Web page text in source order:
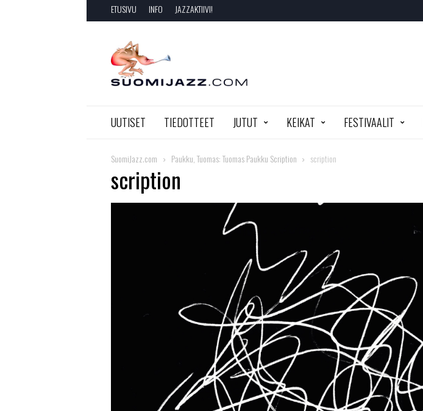
ETUSIVU INFO JAZZAKTIIVI!
SuomiJazz.com
UUTISET TIEDOTTEET JUTUT KEIKAT FESTIVAALIT
SuomiJazz.com Paukku, Tuomas: Tuomas Paukku Scription scription
scription